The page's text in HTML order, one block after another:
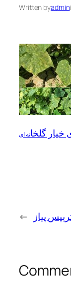
Written byadmin
خیار گلخانه ای
← پیاز